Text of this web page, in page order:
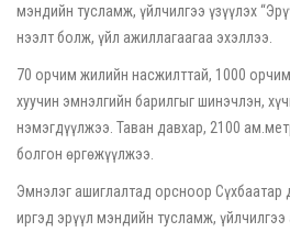
мэндийн тусламж, үйлчилгээ үзүүлэх
нээлт болж, үйл ажиллагаагаа эхэллээ.
70 орчим жилийн насжилттай, 1000
хуучин эмнэлгийн барилгыг шинэчлэн,
нэмэгдүүлжээ. Таван давхар, 2100
болгон өргөжүүлжээ.
Эмнэлэг ашиглалтад орсноор Сүхбаатар
иргэд эрүүл мэндийн тусламж,